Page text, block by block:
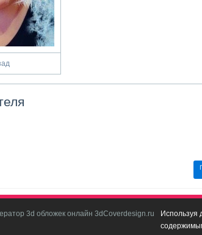
3d обложек онлайн 3dCoverdesign.ru
Используя